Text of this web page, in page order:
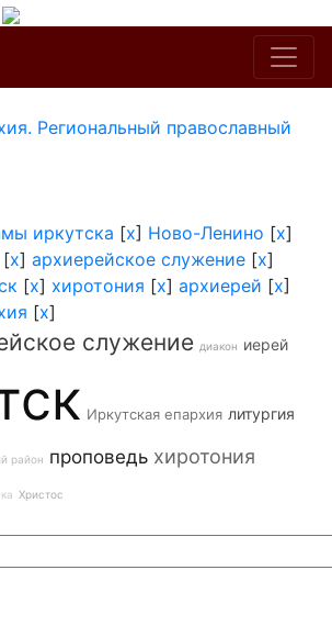
Региональный православный
иркутска [x] Ново-Ленино [x]
[x] архиерейское служение [x]
[x] хиротония [x] архиерей [x]
[x]
служение диакон иерей
Иркутская епархия литургия
район проповедь хиротония
Христос